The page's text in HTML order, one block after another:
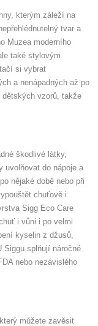
kterým záleží na
tvar a
Muzea moderního
také stylovým
si vybrat
a nenápadných až po
vzorů, takže
škodlivé látky,
uvolňovat do nápoje a
nějaké době nebo při
chuťově i
Sigg Eco Care
i vůni i po velmi
kyselin z džusů,
Siggu splňují náročné
nebo nezávislého
můžete zavěsit